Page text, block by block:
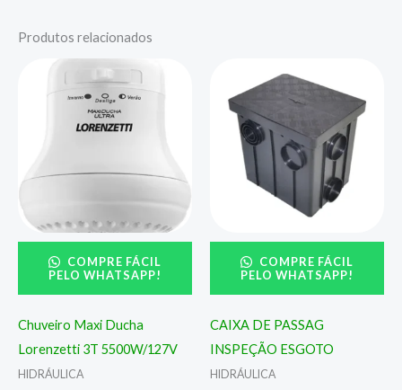
Produtos relacionados
COMPRE FÁCIL
PELO WHATSAPP!
Chuveiro Maxi Ducha
Lorenzetti 3T 5500W/127V
HIDRÁULICA
COMPRE FÁCIL
PELO WHATSAPP!
CAIXA DE PASSAG
INSPEÇÃO ESGOTO
HIDRÁULICA